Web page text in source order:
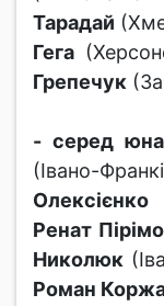
Тарадай
Гега
Грепечук
- серед
(Івано-
Олексієнко
Ренат
Николюк
Роман